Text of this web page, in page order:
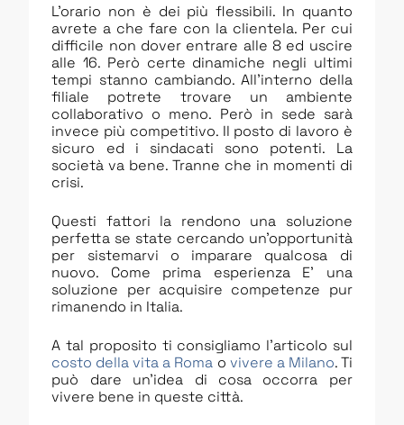
L’orario non è dei più flessibili. In quanto
avrete a che fare con la clientela. Per cui
difficile non dover entrare alle 8 ed uscire
alle 16. Però certe dinamiche negli ultimi
tempi stanno cambiando. All’interno della
filiale potrete trovare un ambiente
collaborativo o meno. Però in sede sarà
invece più competitivo. Il posto di lavoro è
sicuro ed i sindacati sono potenti. La
società va bene. Tranne che in momenti di
crisi.
Questi fattori la rendono una soluzione
perfetta se state cercando un’opportunità
per sistemarvi o imparare qualcosa di
nuovo. Come prima esperienza E’ una
soluzione per acquisire competenze pur
rimanendo in Italia.
A tal proposito ti consigliamo l’articolo sul
costo della vita a Roma o vivere a Milano. Ti
può dare un’idea di cosa occorra per
vivere bene in queste città.